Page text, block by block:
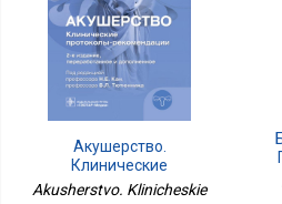
Акушерство.
Клинические
Протоколы-
Akusherstvo. Klinicheskie